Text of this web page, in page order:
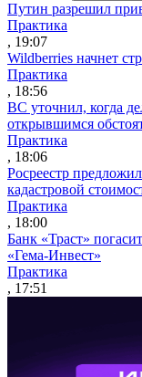
Путин разрешил
Практика
, 19:07
Wildberries начнет
Практика
, 18:56
ВС уточнил, когда
открывшимся
Практика
, 18:06
Росреестр
кадастровой
Практика
, 18:00
Банк «Траст»
«Гема-Инвест»
Практика
, 17:51